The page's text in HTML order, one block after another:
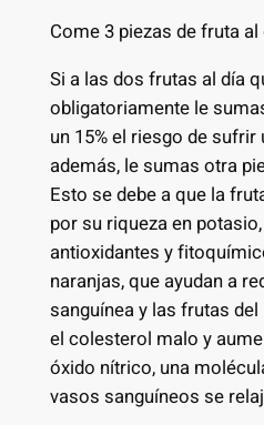
Come 3 piezas de fruta al
Si a las dos frutas al día
obligatoriamente le
un 15% el riesgo de sufrir
además, le sumas otra
Esto se debe a que la
por su riqueza en
antioxidantes y
naranjas, que ayudan a
sanguínea y las frutas
el colesterol malo y
óxido nítrico, una
vasos sanguíneos se